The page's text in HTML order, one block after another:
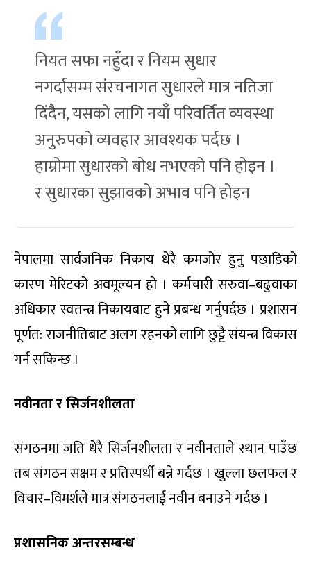
नियत सफा नहुँदा र नियम सुधार
नगर्दासम्म संरचनागत सुधारले मात्र नतिजा
दिंदैन, यसको लागि नयाँ परिवर्तित व्यवस्था
अनुरुपको व्यवहार आवश्यक पर्दछ ।
हाम्रोमा सुधारको बोध नभएको पनि होइन ।
र सुधारका सुझावको अभाव पनि होइन
नेपालमा सार्वजनिक निकाय धेरै कमजोर हुनु पछाडिको
कारण मेरिटको अवमूल्यन हो । कर्मचारी सरुवा–बढुवाका
अधिकार स्वतन्त्र निकायबाट हुने प्रबन्ध गर्नुपर्दछ । प्रशासन
पूर्णत: राजनीतिबाट अलग रहनको लागि छुट्टै संयन्त्र विकास
गर्न सकिन्छ ।
नवीनता र सिर्जनशीलता
संगठनमा जति धेरै सिर्जनशीलता र नवीनताले स्थान पाउँछ
तब संगठन सक्षम र प्रतिस्पर्धी बन्ने गर्दछ । खुल्ला छलफल र
विचार–विमर्शले मात्र संगठनलाई नवीन बनाउने गर्दछ ।
प्रशासनिक अन्तरसम्बन्ध